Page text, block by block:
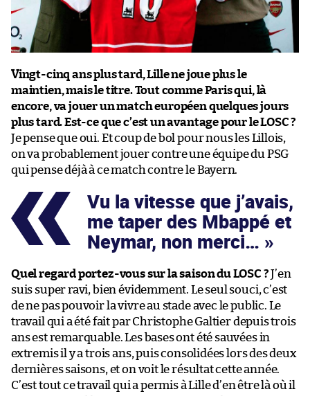
Vingt-cinq ans plus tard, Lille ne joue plus le
maintien, mais le titre. Tout comme Paris qui, là
encore, va jouer un match européen quelques jours
plus tard. Est-ce que c’est un avantage pour le LOSC ?
Je pense que oui. Et coup de bol pour nous les Lillois,
on va probablement jouer contre une équipe du PSG
qui pense déjà à ce match contre le Bayern.
Vu la vitesse que j’avais,
me taper des Mbappé et
Neymar, non merci…
Quel regard portez-vous sur la saison du LOSC ?J’en
suis super ravi, bien évidemment. Le seul souci, c’est
de ne pas pouvoir la vivre au stade avec le public. Le
travail qui a été fait par Christophe Galtier depuis trois
ans est remarquable. Les bases ont été sauvées in
extremis il y a trois ans, puis consolidées lors des deux
dernières saisons, et on voit le résultat cette année.
C’est tout ce travail qui a permis à Lille d’en être là où il